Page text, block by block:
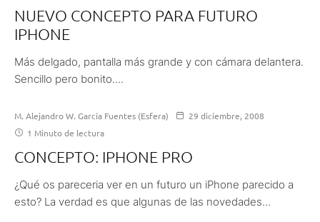
NUEVO CONCEPTO PARA FUTURO
IPHONE
Más delgado, pantalla más grande y con cámara delantera.
Sencillo pero bonito....
M. Alejandro W. García Fuentes (Esfera)
29 diciembre, 2008
1 Minuto de lectura
CONCEPTO: IPHONE PRO
¿Qué os pareceria ver en un futuro un iPhone parecido a
esto? La verdad es que algunas de las novedades...